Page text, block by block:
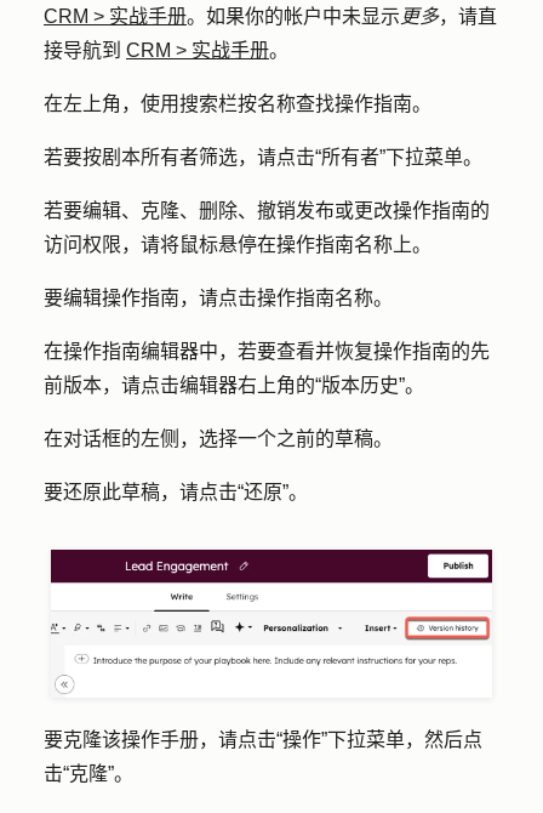
CRM > 实战手册。如果你的帐户中未显示 更多，请直
接导航到 CRM > 实战手册。
在左上角，使用搜索栏按名称查找操作指南。
若要按剧本所有者筛选，请点击“所有者”下拉菜单。
若要编辑、克隆、删除、撤销发布或更改操作指南的
访问权限，请将鼠标悬停在操作指南名称上。
要编辑操作指南，请点击操作指南名称。
在操作指南编辑器中，若要查看并恢复操作指南的先
前版本，请点击编辑器右上角的“版本历史”。
在对话框的左侧，选择一个之前的草稿。
要还原此草稿，请点击“还原”。
要克隆该操作手册，请点击“操作”下拉菜单，然后点
击“克隆”。